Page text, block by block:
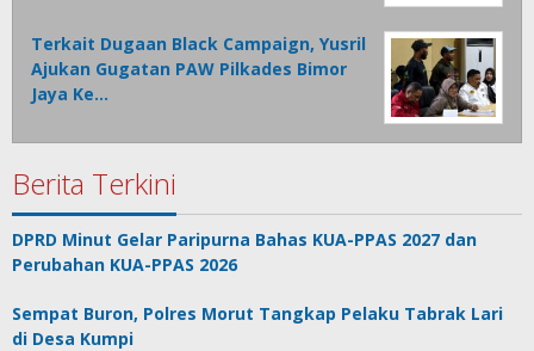
Terkait Dugaan Black Campaign, Yusril
Ajukan Gugatan PAW Pilkades Bimor
Jaya Ke…
Berita Terkini
DPRD Minut Gelar Paripurna Bahas KUA-PPAS 2027 dan
Perubahan KUA-PPAS 2026
Sempat Buron, Polres Morut Tangkap Pelaku Tabrak Lari
di Desa Kumpi